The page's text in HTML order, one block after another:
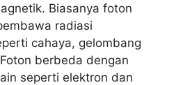
Biasanya foton
radiasi
cahaya, gelombang
berbeda dengan
seperti elektron dan